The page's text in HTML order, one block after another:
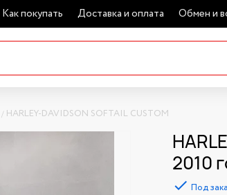
Как покупать Доставка и оплата Обмен и
HARLEY-DAVIDSON SOFTAIL CUSTOM
2010
Под